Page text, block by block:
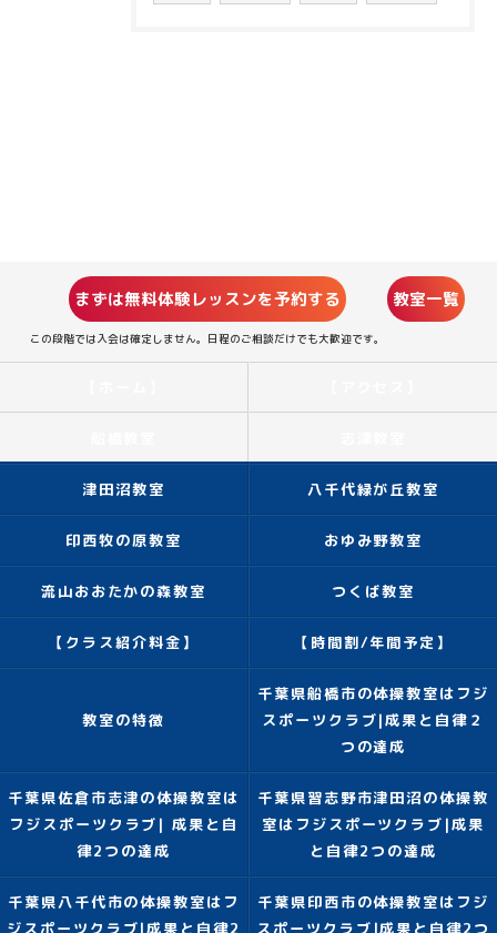
まずは無料体験レッスンを予約する
この段階では入会は確定しません。日程のご相談だけでも大歓迎です。
教室一覧
津田沼教室 八千代緑が丘教室
印西牧の原教室 おゆみ野教室
流山おおたかの森教室 つくば教室
【クラス紹介料金】 【時間割/年間予定】
教室の特徴
千葉県船橋市の体操教室はフジ
スポーツクラブ|成果と自律２
つの達成
千葉県佐倉市志津の体操教室は
フジスポーツクラブ| 成果と自
律2つの達成
千葉県習志野市津田沼の体操教
室はフジスポーツクラブ|成果
と自律2つの達成
千葉県八千代市の体操教室はフ
ジスポーツクラブ|成果と自律2
千葉県印西市の体操教室はフジ
スポーツクラブ|成果と自律2つ